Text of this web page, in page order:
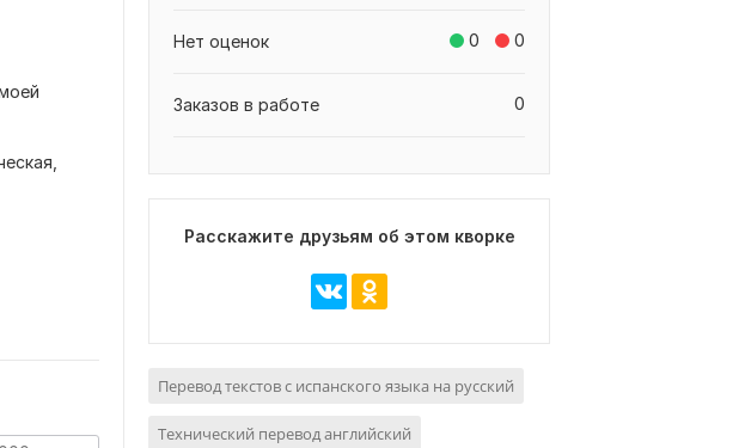
0 0
Нет оценок
0
Заказов в работе
Расскажите друзьям об этом кворке
Перевод текстов с испанского языка на русский
Технический перевод английский